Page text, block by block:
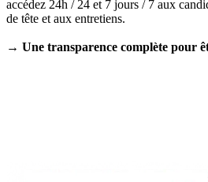
accédez 24h / 24 et 7 jours / 7 aux
de tête et aux entretiens.
→ Une transparence complète pour